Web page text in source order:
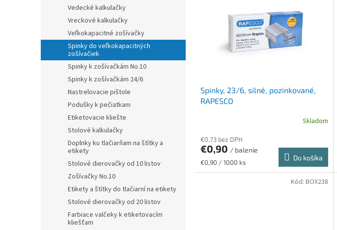
Vedecké kalkulačky
Vreckové kalkulačky
Veľkokapacitné zošívačky
Spinky do veľkokapacitných
zošívačiek
Spinky k zošívačkám No.10
Spinky k zošívačkám 24/6
Nastrelovacie pištole
Podušky k pečiatkam
Etiketovacie kliešte
Stolové kalkulačky
Doplnky ku tlačiarňam na štítky a
etikety
Stolové dierovačky od 10 listov
Zošívačky No.10
Etikety a štítky do tlačiarní na etikety
Stolové dierovačky od 20 listov
Farbiace valčeky k etiketovacím
kliešťam
Spinky, 23/6, silné, pozinkované,
RAPESCO
Skladom
€0,73 bez DPH
€0,90 / balenie
Jednotková
cena:
€0,90 / 1000 ks
Do košíka
Kód: BOX238